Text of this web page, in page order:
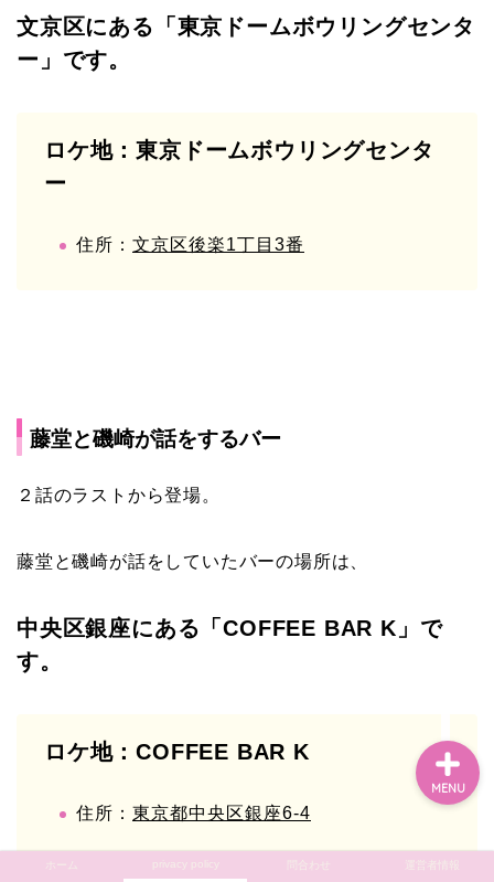
文京区にある「東京ドームボウリングセンタ
ー」です。
ロケ地：東京ドームボウリングセンタ
ー
住所： 文京区後楽1丁目3番
藤堂と磯崎が話をするバー
２話のラストから登場。
藤堂と磯崎が話をしていたバーの場所は、
中央区銀座にある「COFFEE BAR K」で
す。
ロケ地：COFFEE BAR K
住所： 東京都中央区銀座6-4
ホーム privacy policy 問合わせ 運営者情報
MENU